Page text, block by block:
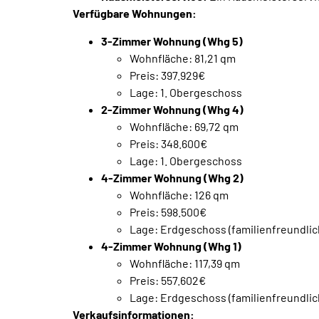
Verfügbare Wohnungen:
3-Zimmer Wohnung (Whg 5)
Wohnfläche: 81,21 qm
Preis: 397.929€
Lage: 1. Obergeschoss
2-Zimmer Wohnung (Whg 4)
Wohnfläche: 69,72 qm
Preis: 348.600€
Lage: 1. Obergeschoss
4-Zimmer Wohnung (Whg 2)
Wohnfläche: 126 qm
Preis: 598.500€
Lage: Erdgeschoss
4-Zimmer Wohnung (Whg 1)
Wohnfläche: 117,39 qm
Preis: 557.602€
Lage: Erdgeschoss
Verkaufsinformationen: